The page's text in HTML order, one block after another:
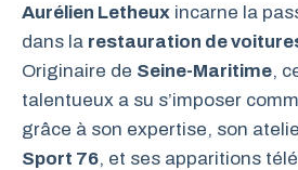
Aurélien Letheux incarne la
dans la restauration de
Originaire de Seine-Maritime,
talentueux a su s’imposer
grâce à son expertise, son
Sport 76, et ses apparitions